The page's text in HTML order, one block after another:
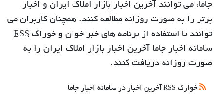
جاما، می توانند آخرین اخبار بازار املاک ایران و اخبار
برتر را به صورت روزانه مطالعه کنند. همچنان کاربران می
توانند با استفاده از برنامه های خبر خوان و خوراک RSS
سامانه اخبار جاما آخرین اخبار بازار املاک ایران را به
صورت روزانه دریافت کنند.
خوارک RSS آخرین اخبار در سامانه اخبار جاما